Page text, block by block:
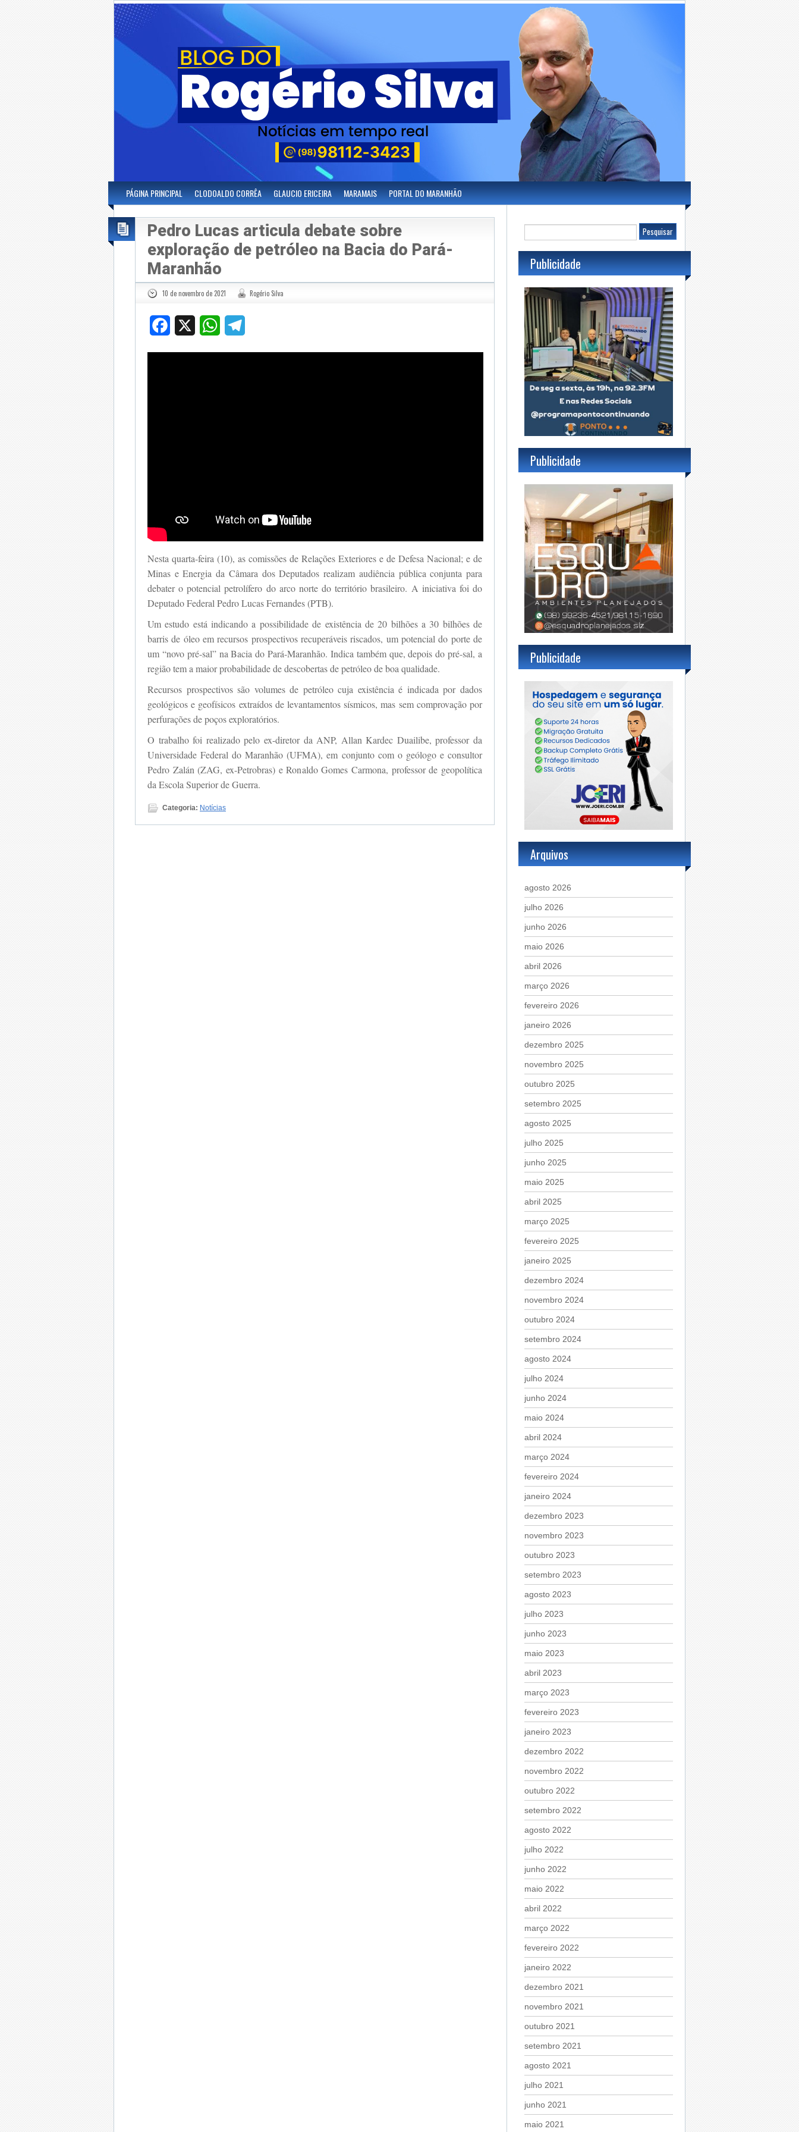
PÁGINA PRINCIPAL CLODOALDO CORRÊA GLAUCIO ERICEIRA MARAMAIS PORTAL DO MARANHÃO
Pedro Lucas articula debate sobre
exploração de petróleo na Bacia do Pará-
Maranhão
10 de novembro de 2021 Rogério Silva
Facebook WhatsApp
Nesta quarta-feira (10), as comissões de Relações Exteriores e de Defesa Nacional; e de
Minas e Energia da Câmara dos Deputados realizam audiência pública conjunta para
debater o potencial petrolífero do arco norte do território brasileiro. A iniciativa foi do
Deputado Federal Pedro Lucas Fernandes (PTB).
Um estudo está indicando a possibilidade de existência de 20 bilhões a 30 bilhões de
barris de óleo em recursos prospectivos recuperáveis riscados, um potencial do porte de
um “novo pré-sal” na Bacia do Pará-Maranhão. Indica também que, depois do pré-sal, a
região tem a maior probabilidade de descobertas de petróleo de boa qualidade.
Recursos prospectivos são volumes de petróleo cuja existência é indicada por dados
geológicos e geofísicos extraídos de levantamentos sísmicos, mas sem comprovação por
perfurações de poços exploratórios.
O trabalho foi realizado pelo ex-diretor da ANP, Allan Kardec Duailibe, professor da
Universidade Federal do Maranhão (UFMA), em conjunto com o geólogo e consultor
Pedro Zalán (ZAG, ex-Petrobras) e Ronaldo Gomes Carmona, professor de geopolítica
da Escola Superior de Guerra.
Categoria: Notícias
Publicidade
Publicidade
Publicidade
Arquivos
agosto 2026
julho 2026
junho 2026
maio 2026
abril 2026
março 2026
fevereiro 2026
janeiro 2026
dezembro 2025
novembro 2025
outubro 2025
setembro 2025
agosto 2025
julho 2025
junho 2025
maio 2025
abril 2025
março 2025
fevereiro 2025
janeiro 2025
dezembro 2024
novembro 2024
outubro 2024
setembro 2024
agosto 2024
julho 2024
junho 2024
maio 2024
abril 2024
março 2024
fevereiro 2024
janeiro 2024
dezembro 2023
novembro 2023
outubro 2023
setembro 2023
agosto 2023
julho 2023
junho 2023
maio 2023
abril 2023
março 2023
fevereiro 2023
janeiro 2023
dezembro 2022
novembro 2022
outubro 2022
setembro 2022
agosto 2022
julho 2022
junho 2022
maio 2022
abril 2022
março 2022
fevereiro 2022
janeiro 2022
dezembro 2021
novembro 2021
outubro 2021
setembro 2021
agosto 2021
julho 2021
junho 2021
maio 2021